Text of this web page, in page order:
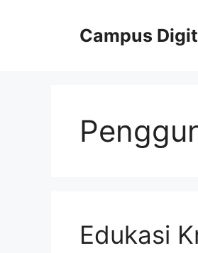
Campus
Edukasi